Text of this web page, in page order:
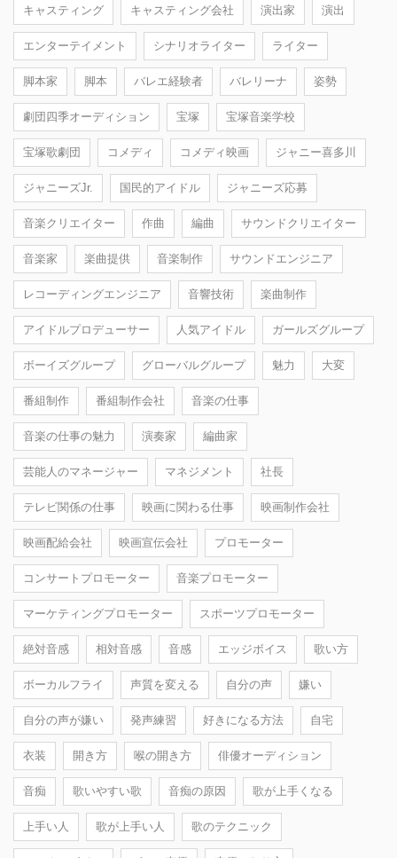
キャスティング キャスティング会社 演出家 演出
エンターテイメント シナリオライター ライター
脚本家 脚本 バレエ経験者 バレリーナ 姿勢
劇団四季オーディション 宝塚 宝塚音楽学校
宝塚歌劇団 コメディ コメディ映画 ジャニー喜多川
ジャニーズJr. 国民的アイドル ジャニーズ応募
音楽クリエイター 作曲 編曲 サウンドクリエイター
音楽家 楽曲提供 音楽制作 サウンドエンジニア
レコーディングエンジニア 音響技術 楽曲制作
アイドルプロデューサー 人気アイドル ガールズグループ
ボーイズグループ グローバルグループ 魅力 大変
番組制作 番組制作会社 音楽の仕事
音楽の仕事の魅力 演奏家 編曲家
芸能人のマネージャー マネジメント 社長
テレビ関係の仕事 映画に関わる仕事 映画制作会社
映画配給会社 映画宣伝会社 プロモーター
コンサートプロモーター 音楽プロモーター
マーケティングプロモーター スポーツプロモーター
絶対音感 相対音感 音感 エッジボイス 歌い方
ボーカルフライ 声質を変える 自分の声 嫌い
自分の声が嫌い 発声練習 好きになる方法 自宅
衣装 開き方 喉の開き方 俳優オーディション
音痴 歌いやすい歌 音痴の原因 歌が上手くなる
上手い人 歌が上手い人 歌のテクニック